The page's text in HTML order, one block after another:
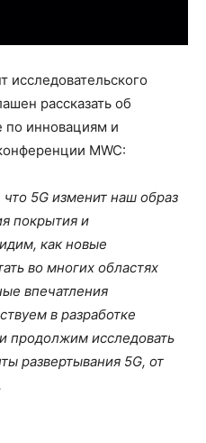
исследовательского
рассказать об
по инновациям и
MWC:
5G изменит наш образ
покрытия и
как новые
во многих областях
впечатления
в разработке
продолжим исследовать
развертывания 5G, от